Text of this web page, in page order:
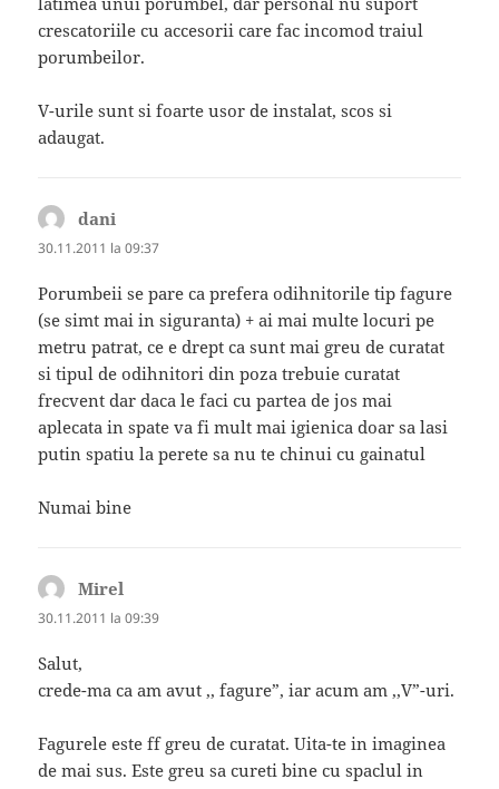
crescatoriile cu accesorii care fac incomod traiul
porumbeilor.
V-urile sunt si foarte usor de instalat, scos si
adaugat.
dani
30.11.2011 la 09:37
Porumbeii se pare ca prefera odihnitorile tip fagure
(se simt mai in siguranta) + ai mai multe locuri pe
metru patrat, ce e drept ca sunt mai greu de curatat
si tipul de odihnitori din poza trebuie curatat
frecvent dar daca le faci cu partea de jos mai
aplecata in spate va fi mult mai igienica doar sa lasi
putin spatiu la perete sa nu te chinui cu gainatul
Numai bine
Mirel
30.11.2011 la 09:39
Salut,
crede-ma ca am avut ,, fagure”, iar acum am ,,V”-uri.
Fagurele este ff greu de curatat. Uita-te in imaginea
de mai sus. Este greu sa cureti bine cu spaclul in